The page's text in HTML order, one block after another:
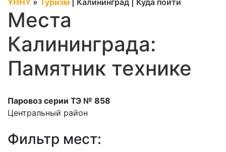
YHHY » Туризм Калининград Куда пойти
Места
Калининграда:
Памятник технике
Паровоз серии ТЭ № 858
Центральный район
Фильтр мест: